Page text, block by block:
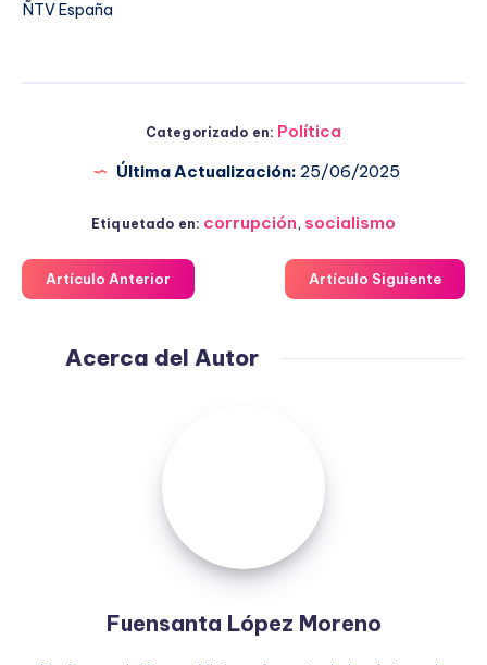
ÑTV España
Categorizado en: Política
Última Actualización: 25/06/2025
Etiquetado en: corrupción, socialismo
Artículo Anterior Artículo Siguiente
Acerca del Autor
Fuensanta López Moreno